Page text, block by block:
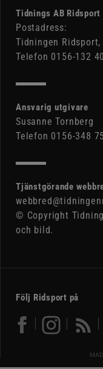
Tidnings AB Ridsport
Postadress:
Tidningen Ridsport,
Telefon 0156-132
Ansvarig utgivare
Susanne Tornberg
Telefon 0156-348 75
Tjänstgörande
© Copyright
och bild.
Följ Ridsport på